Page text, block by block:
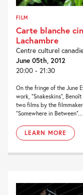
FILM
Carte blanche
Lachambre
Centre culturel
June 05th, 2012
20:00 - 21:30
On the fringe of the June
work, “Snakeskins”,
two films by the
“Somewhere in Between”...
LEARN MORE